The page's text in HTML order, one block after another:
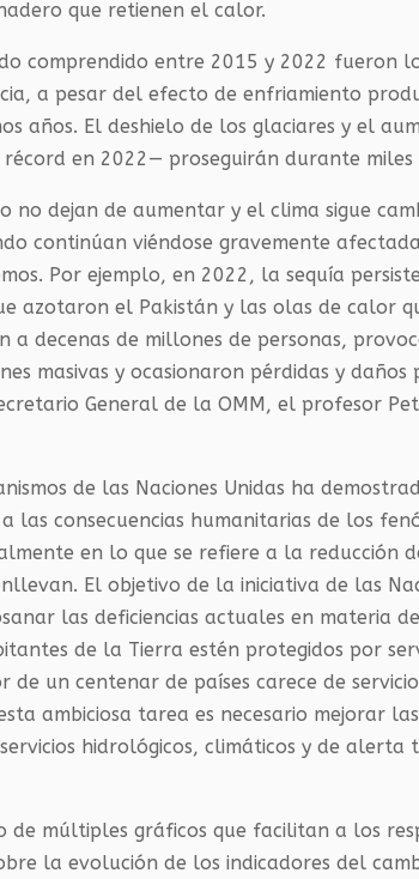
que retienen el calor.
comprendido entre 2015 y 2022 fueron
a pesar del efecto de enfriamiento
años. El deshielo de los glaciares y el
en 2022— proseguirán durante miles
no dejan de aumentar y el clima sigue
continúan viéndose gravemente
Por ejemplo, en 2022, la sequía
azotaron el Pakistán y las olas de calor
a decenas de millones de personas,
masivas y ocasionaron pérdidas y
General de la OMM, el profesor
de las Naciones Unidas ha
consecuencias humanitarias de los
en lo que se refiere a la reducción
El objetivo de la iniciativa de las
las deficiencias actuales en materia de
de la Tierra estén protegidos por
un centenar de países carece de
ambiciosa tarea es necesario mejorar
hidrológicos, climáticos y de alerta
de múltiples gráficos que facilitan a los
la evolución de los indicadores del